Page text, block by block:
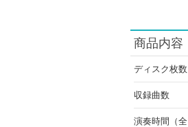
商品内容
ディスク枚数
収録曲数
演奏時間（全